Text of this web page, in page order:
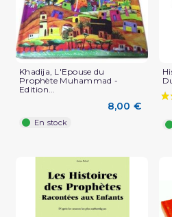
(1 avis)
Khadija, L'Epouse du
Prophète Muhammad -
Edition...
8,00 €
En stock